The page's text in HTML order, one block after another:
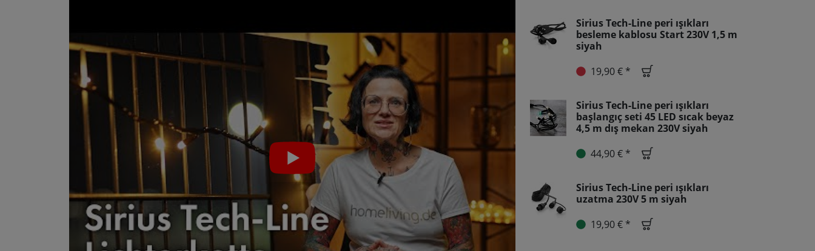
Sirius Tech-Line peri ışıkları
besleme kablosu Start 230V 1,5 m
siyah
19,90 € *
Sirius Tech-Line peri ışıkları
başlangıç seti 45 LED sıcak beyaz
4,5 m dış mekan 230V siyah
44,90 € *
Sirius Tech-Line peri ışıkları
uzatma 230V 5 m siyah
19,90 € *